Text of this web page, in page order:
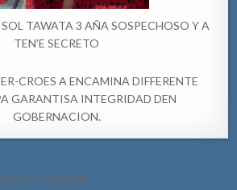
TAWATA 3 AÑA SOSPECHOSO Y A
TEN’E SECRETO
CROES A ENCAMINA DIFFERENTE
GARANTISA INTEGRIDAD DEN
GOBERNACION.
na Pos Chikito